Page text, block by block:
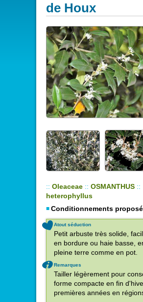
de Houx
:: Oleaceae :: OSMANTHUS ::
heterophyllus
Conditionnements
Atout séduction
Petit arbuste très solide,
en bordure ou haie basse,
pleine terre comme en pot.
Remarques
Tailler légèrement pour
forme compacte en fin
premières années en